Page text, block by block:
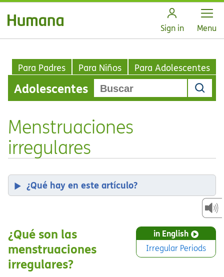
Sign in Open
Menu
Para Padres Para Niños Para Adolescentes
Adolescentes
Menstruaciones
irregulares
¿Qué hay en este artículo?
in English
Irregular Periods
¿Qué son las
menstruaciones
irregulares?